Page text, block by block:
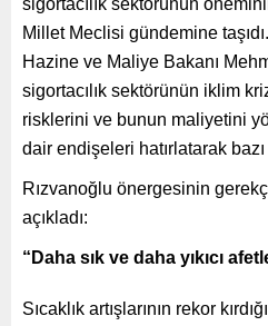
Millet Meclisi gündemine
Hazine ve Maliye Bakanı
sigortacılık sektörünün iklim
risklerini ve bunun maliyetini
dair endişeleri hatırlatarak
Rızvanoğlu önergesinin
açıkladı:
“Daha sık ve daha yıkıcı
Sıcaklık artışlarının rekor